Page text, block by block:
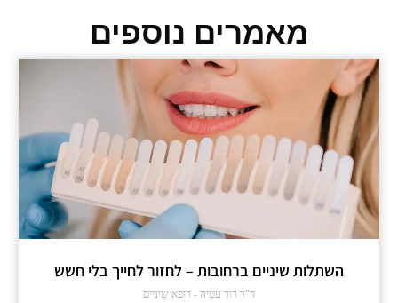
מאמרים נוספים
השתלות שיניים ברחובות – לחזור לחייך בלי חשש
ד"ר דוד עטיה - רופא שיניים